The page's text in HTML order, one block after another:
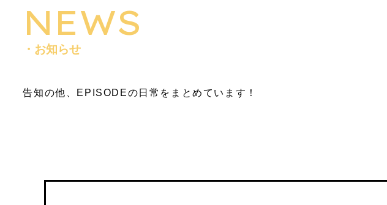
NEWS
・お知らせ
告知の他、EPISODEの日常をまとめています！